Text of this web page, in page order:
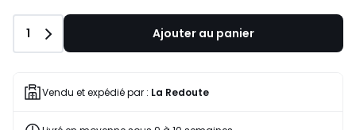
Quantité
1 Ajouter au panier
Vendu et expédié par : La Redoute